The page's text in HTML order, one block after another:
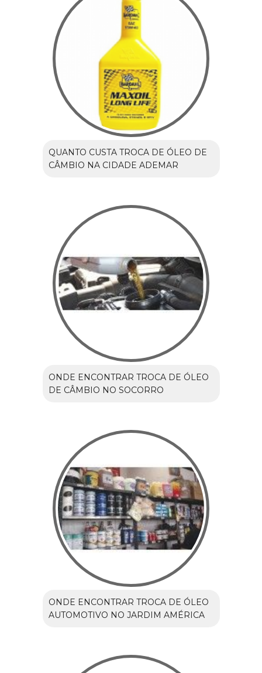
QUANTO CUSTA TROCA DE ÓLEO DE
CÂMBIO NA CIDADE ADEMAR
ONDE ENCONTRAR TROCA DE ÓLEO
DE CÂMBIO NO SOCORRO
ONDE ENCONTRAR TROCA DE ÓLEO
AUTOMOTIVO NO JARDIM AMÉRICA